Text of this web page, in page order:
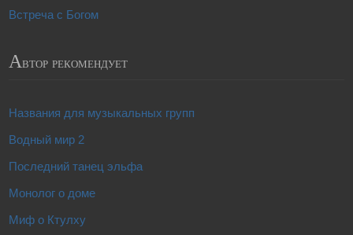
Встреча с Богом
Автор рекомендует
Названия для музыкальных групп
Водный мир 2
Последний танец эльфа
Монолог о доме
Миф о Ктулху